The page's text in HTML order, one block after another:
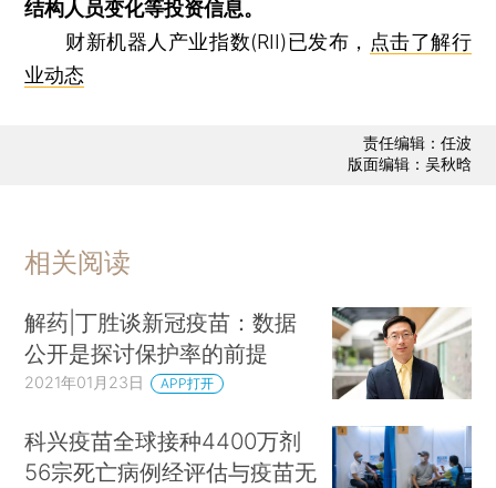
结构人员变化等投资信息。
财新机器人产业指数(RII)已发布， 点击了解行
业动态
责任编辑：任波
版面编辑：吴秋晗
相关阅读
解药|丁胜谈新冠疫苗：数据
公开是探讨保护率的前提
2021年01月23日 APP打开
科兴疫苗全球接种4400万剂
56宗死亡病例经评估与疫苗无